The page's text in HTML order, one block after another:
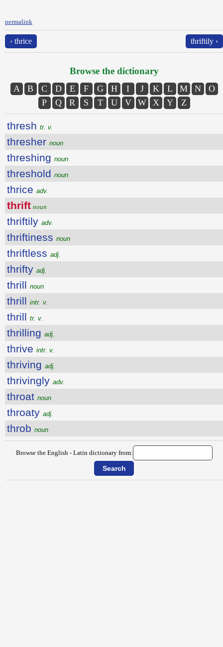
permalink
‹ thrice thriftily ›
Browse the dictionary
A B C D E F G H I J K L M N
O
P
Q R S T U V W X Y Z
thresh tr. v.
thresher noun
threshing noun
threshold noun
thrice adv.
thrift noun
thriftily adv.
thriftiness noun
thriftless adj.
thrifty adj.
thrill noun
thrill intr. v.
thrill tr. v.
thrilling adj.
thrive intr. v.
thriving adj.
thrivingly adv.
throat noun
throaty adj.
throb noun
Browse the English - Latin dictionary from: